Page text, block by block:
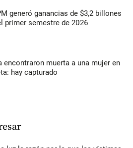
generó ganancias de $3,2 billones
primer semestre de 2026
encontraron muerta a una mujer en
hay capturado